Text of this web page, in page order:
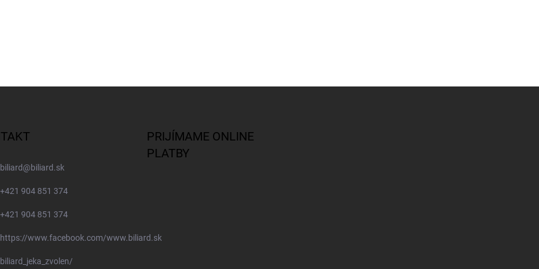
biliard@biliard.sk
+421 904 851 374
+421 904 851 374
https://www.facebook.com/www.biliard.sk
biliard_jeka_zvolen/
PRIJÍMAME ONLINE
PLATBY